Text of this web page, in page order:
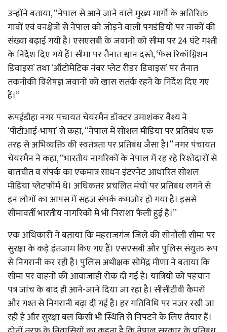
उन्होंने बताया, “नेपाल से आने जाने वाले मुख्य मार्गों के अतिरिक्त
गांवों एवं वनक्षेत्रों से नेपाल को जोड़ने वाली पगडंडियों पर नाकों की
संख्या बढ़ाई गयी है। एसएसबी के जवानों को सीमा पर 24 घंटे गश्ती
के निर्देश दिए गये हैं। सीमा पर तैनात श्वान दस्ते, ‘फेस रिकॉग्निशन
डिवाइस’ तथा ‘ऑटोमेटिक नंबर प्लेट रीडर डिवाइस’ पर तैनात
तकनीकी विशेषज्ञ जवानों को खास सतर्क रहने के निर्देश दिए गए
हैं।’’
रूपईडीहा नगर पंचायत चेयरमैन डॉक्टर उमाशंकर वैश्य ने
‘पीटीआई-भाषा’ से कहा, ‘‘नेपाल में सोशल मीडिया पर प्रतिबंध एक
तरह से अभिव्यक्ति की स्वतंत्रता पर प्रतिबंध जैसा है।’’ नगर पंचायत
चेयरमैन ने कहा, ‘‘भारतीय नागरिकों के नेपाल में रह रहे रिश्तेदारों से
बातचीत व संपर्क का एकमात्र साधन इंटरनेट आधारित सोशल
मीडिया प्लेटफॉर्म थे। अधिकतर प्रचलित मंचों पर प्रतिबंध लगने से
इन लोगों का आपस में सहज संपर्क कमजोर हो गया है। इससे
सीमावर्ती भारतीय नागरिकों में भी निराशा फैली हुई है।’’
एक अधिकारी ने बताया कि महराजगंज जिले की सोनौली सीमा पर
सुरक्षा के कड़े इंतजाम किए गए हैं। एसएसबी और पुलिस संयुक्त रूप
से निगरानी कर रही है। पुलिस अधीक्षक सोमेंद्र मीणा ने बताया कि
सीमा पर वाहनों की आवाजाही रोक दी गई है। यात्रियों को पहचान
पत्र जांच के बाद ही आने-जाने दिया जा रहा है। सीसीटीवी कैमरों
और गश्त से निगरानी बढ़ा दी गई है। हर गतिविधि पर नजर रखी जा
रही है और सुरक्षा बल किसी भी स्थिति से निपटने के लिए तैयार हैं।